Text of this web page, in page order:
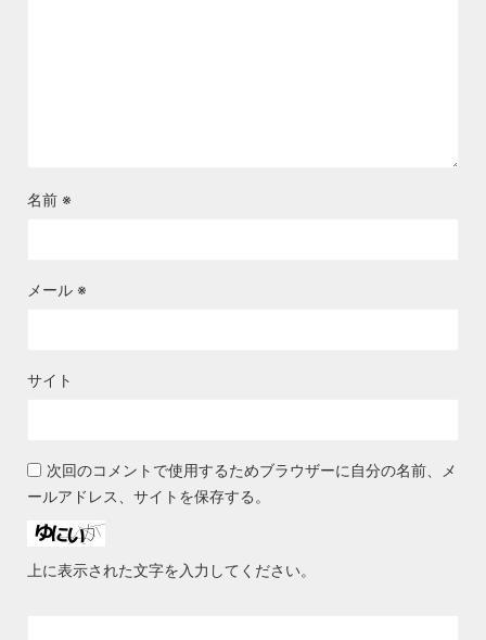
名前 ※
メール ※
サイト
次回のコメントで使用するためブラウザーに自分の名前、メ
ールアドレス、サイトを保存する。
上に表示された文字を入力してください。